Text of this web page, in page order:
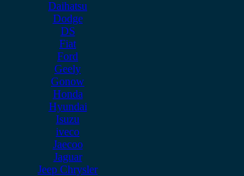
Daihatsu
Dodge
DS
Fiat
Ford
Geely
Gonow
Honda
Hyundai
Isuzu
iveco
Jaecoo
Jaguar
Jeep Chrysler